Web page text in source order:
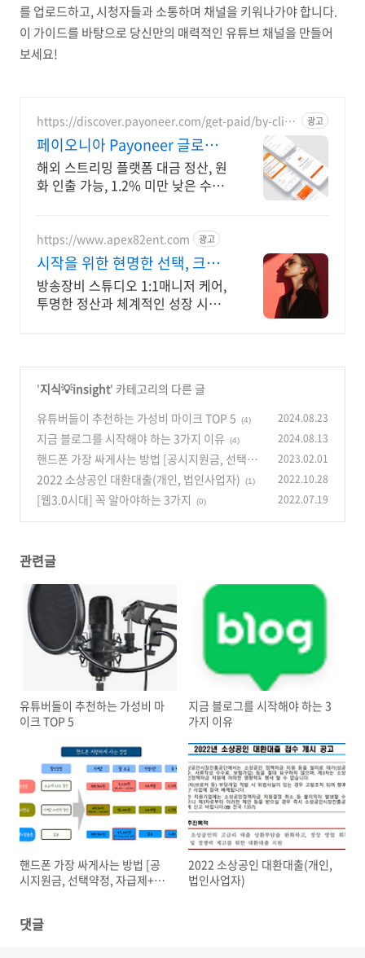
를 업로드하고, 시청자들과 소통하며 채널을 키워나가야 합니다.
이 가이드를 바탕으로 당신만의 매력적인 유튜브 채널을 만들어
보세요!
https://discover.payoneer.com/get-paid/by-clien
t-and-companies-worldwide-kr
광고
페이오니아 Payoneer 글로벌
해외대금 수취 솔루션
해외 스트리밍 플랫폼 대금 정산, 원
화 인출 가능, 1.2% 미만 낮은 수수
https://www.apex82ent.com 광고
시작을 위한 현명한 선택, 크리
에이터, BJ 상시 모집
방송장비 스튜디오 1:1매니저 케어,
투명한 정산과 체계적인 성장 시스
'지식💡insight' 카테고리의 다른 글
유튜버들이 추천하는 가성비 마이크 TOP 5
(4) 2024.08.23
지금 블로그를 시작해야 하는 3가지 이유 (4) 2024.08.13
핸드폰 가장 싸게사는 방법 [공시지원금, 선택약
정, 자급제+알뜰폰] (0)
2023.02.01
2022 소상공인 대환대출(개인, 법인사업자) (1) 2022.10.28
[웹3.0시대] 꼭 알아야하는 3가지 (0) 2022.07.19
관련글
유튜버들이 추천하는 가성비 마
이크 TOP 5
지금 블로그를 시작해야 하는 3
가지 이유
핸드폰 가장 싸게사는 방법 [공
시지원금, 선택약정, 자급제+알
2022 소상공인 대환대출(개인,
법인사업자)
댓글